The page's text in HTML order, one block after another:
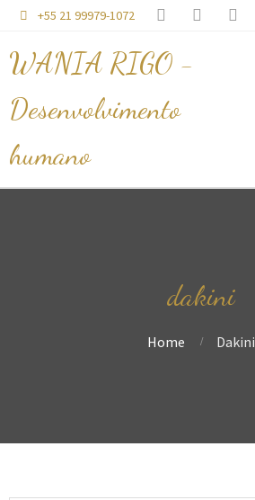
 +55 21 99979-1072   
WANIA RIGO -
Desenvolvimento
humano
dakini
Home Dakini